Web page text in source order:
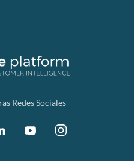
Redes Sociales